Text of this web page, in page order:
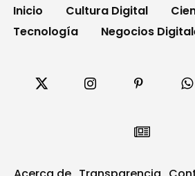
Inicio Cultura Digital
Tecnología
Negocios